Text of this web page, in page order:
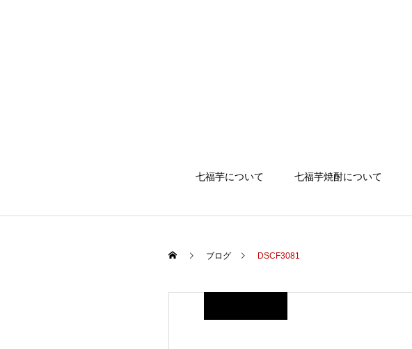
七福芋について 七福芋焼酎について
ブログ DSCF3081